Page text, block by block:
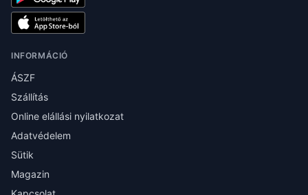
INFORMÁCIÓ
ÁSZF
Szállítás
Online elállási nyilatkozat
Adatvédelem
Sütik
Magazin